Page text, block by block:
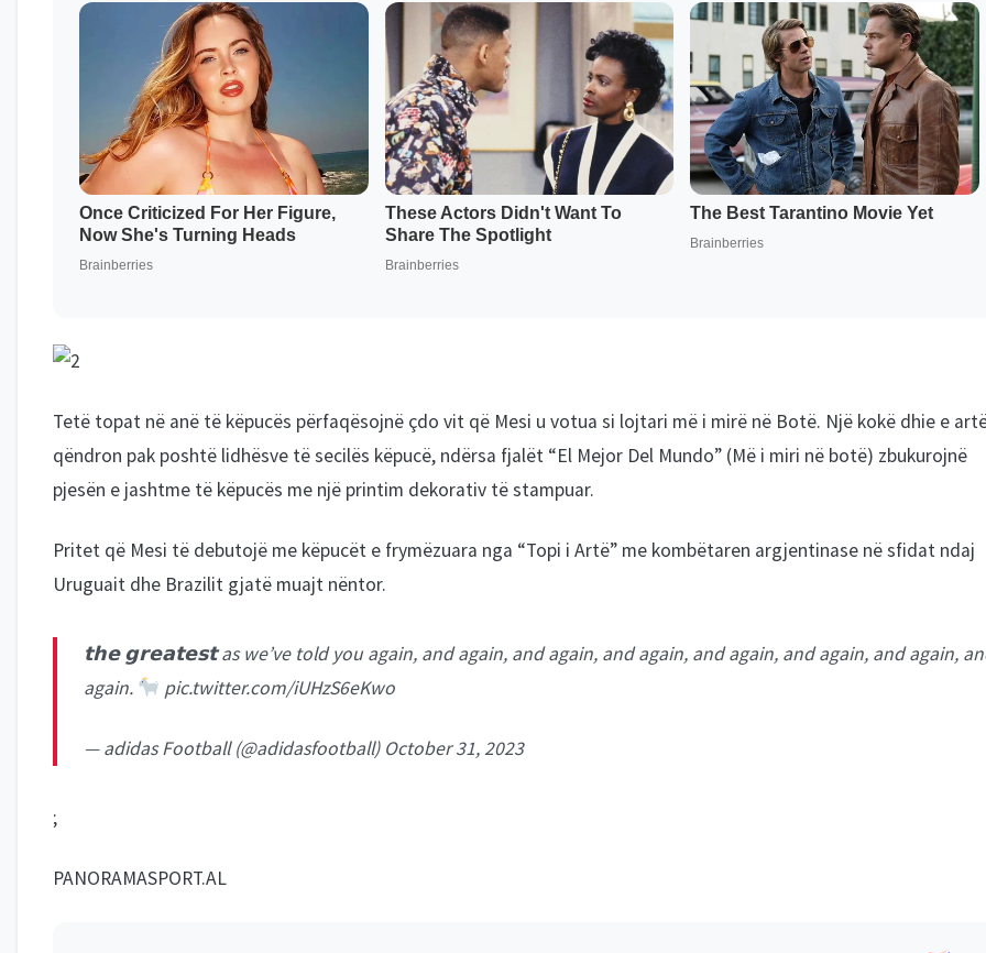
Tetë topat në anë të këpucës përfaqësojnë çdo vit që Mesi u votua si lojtari më i mirë në Botë. Një kokë dhie e
qëndron pak poshtë lidhësve të secilës këpucë, ndërsa fjalët “El Mejor Del Mundo” (Më i miri në botë) zbukurojnë
pjesën e jashtme të këpucës me një printim dekorativ të stampuar.
Pritet që Mesi të debutojë me këpucët e frymëzuara nga “Topi i Artë” me kombëtaren argjentinase në sfidat ndaj
Uruguait dhe Brazilit gjatë muajt nëntor.
𝘁𝗵𝗲 𝗴𝗿𝗲𝗮𝘁𝗲𝘀𝘁 as we’ve told you again, and again, and again, and again, and again, and again, and again,
again.
pic.twitter.com/iUHzS6eKwo
— adidas Football (@adidasfootball) October 31, 2023
;
PANORAMASPORT.AL